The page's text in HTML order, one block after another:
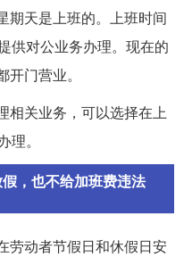
期天是上班的。上班时间
供对公业务办理。现在的
门营业。
相关业务，可以选择在上
。
，也不给加班费违法
劳动者节假日和休假日安